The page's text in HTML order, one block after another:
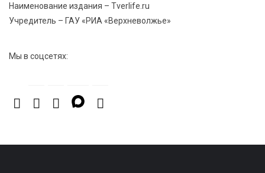
7 Авг 2026 15:10 292
На Петербургском марафоне «Пушкин — Петербург»
Наименование издания – Tverlife.ru
Учредитель – ГАУ «РИА «Верхневолжье»
Мы в соцсетях: